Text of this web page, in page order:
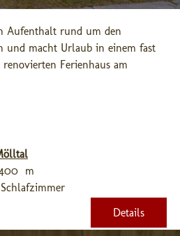
Aufenthalt rund um den
und macht Urlaub in einem fast
Ferienhaus am
m
Details